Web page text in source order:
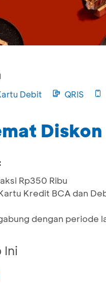
Debit QRIS
Rp350 Ribu
Kredit BCA dan
dengan periode
Ini